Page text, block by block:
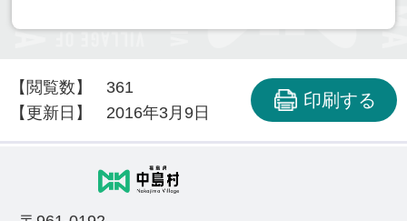
【閲覧数】
361
【更新日】
2016年3月9日
印刷する